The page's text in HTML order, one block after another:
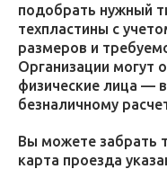
подобрать нужный
техпластины с
размеров и
Организации могут
физические лица —
безналичному
Вы можете забрать
карта проезда